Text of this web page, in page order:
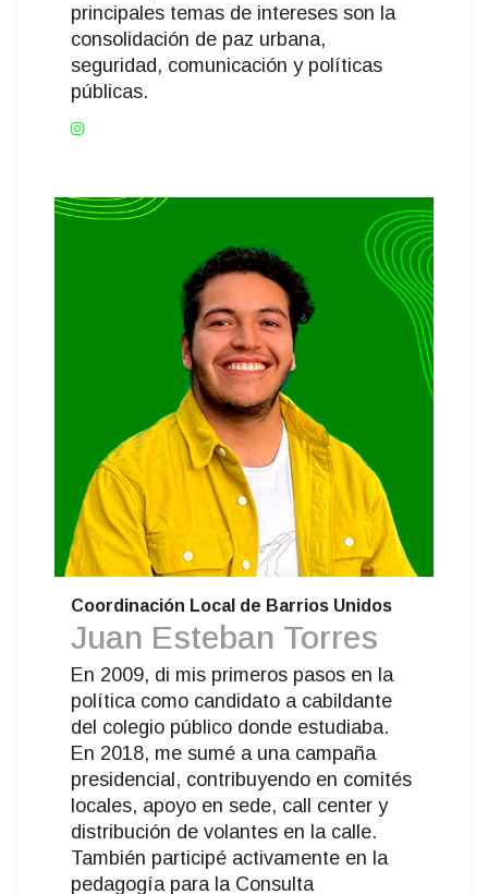
principales temas de intereses son la
consolidación de paz urbana,
seguridad, comunicación y políticas
públicas.
Coordinación Local de Barrios Unidos
Juan Esteban Torres
En 2009, di mis primeros pasos en la
política como candidato a cabildante
del colegio público donde estudiaba.
En 2018, me sumé a una campaña
presidencial, contribuyendo en comités
locales, apoyo en sede, call center y
distribución de volantes en la calle.
También participé activamente en la
pedagogía para la Consulta